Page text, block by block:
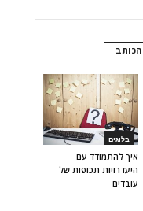
הכותב
בלוגים
איך להתמודד עם
היעדרויות תכופות של
עובדים